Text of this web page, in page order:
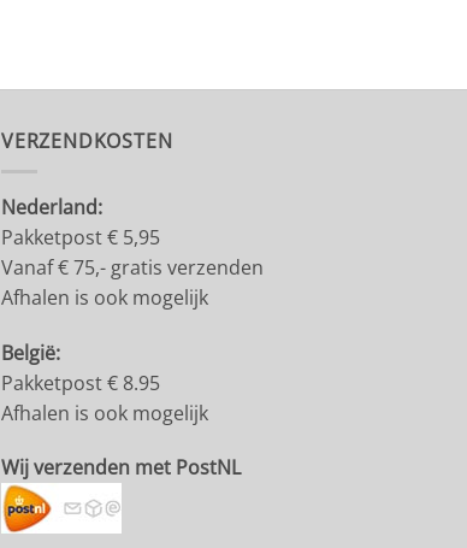
VERZENDKOSTEN
Nederland:
Pakketpost € 5,95
Vanaf € 75,- gratis verzenden
Afhalen is ook mogelijk
België:
Pakketpost € 8.95
Afhalen is ook mogelijk
Wij verzenden met PostNL